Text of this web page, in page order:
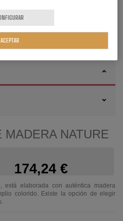
CÓMO MEDIR
NATURE
174,24 €
está elaborada con auténtica madera
colorido. Existe la opción de elegir
ACEPTAR